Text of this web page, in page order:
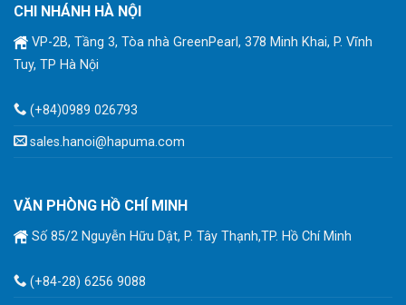
CHI NHÁNH HÀ NỘI
VP-2B, Tầng 3, Tòa nhà GreenPearl, 378 Minh Khai, P. Vĩnh
Tuy, TP Hà Nội
(+84)0989 026793
sales.hanoi@hapuma.com
VĂN PHÒNG HỒ CHÍ MINH
Số 85/2 Nguyễn Hữu Dật, P. Tây Thạnh,TP. Hồ Chí Minh
(+84-28) 6256 9088